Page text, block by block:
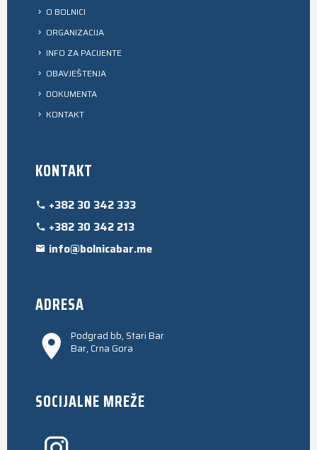
O BOLNICI
ORGANIZACIJA
INFO ZA PACIJENTE
OBAVJEŠTENJA
DOKUMENTA
KONTAKT
KONTAKT
+382 30 342 333
+382 30 342 213
info@bolnicabar.me
ADRESA
Podgrad bb, Stari Bar
Bar, Crna Gora
SOCIJALNE MREŽE